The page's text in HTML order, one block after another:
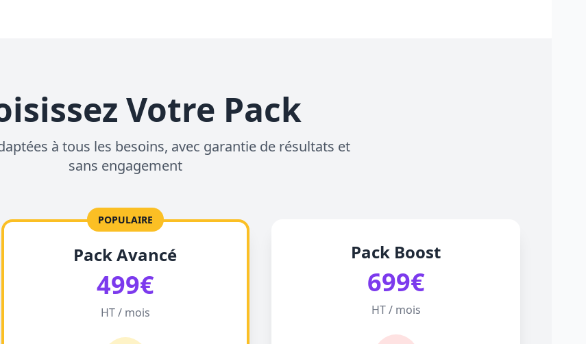
Votre Pack
à tous les besoins, avec garantie de résultats et
sans engagement
POPULAIRE
Pack Avancé
499€
HT / mois
Pack Boost
699€
HT / mois